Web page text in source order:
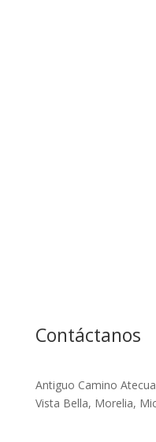
Contáctanos
Antiguo Camino
Vista Bella, Morelia,